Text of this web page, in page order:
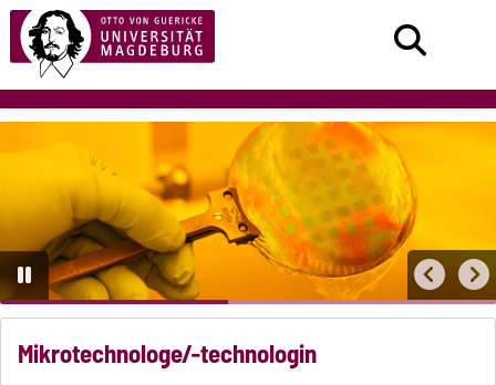
Mikrotechnologe/-technologin